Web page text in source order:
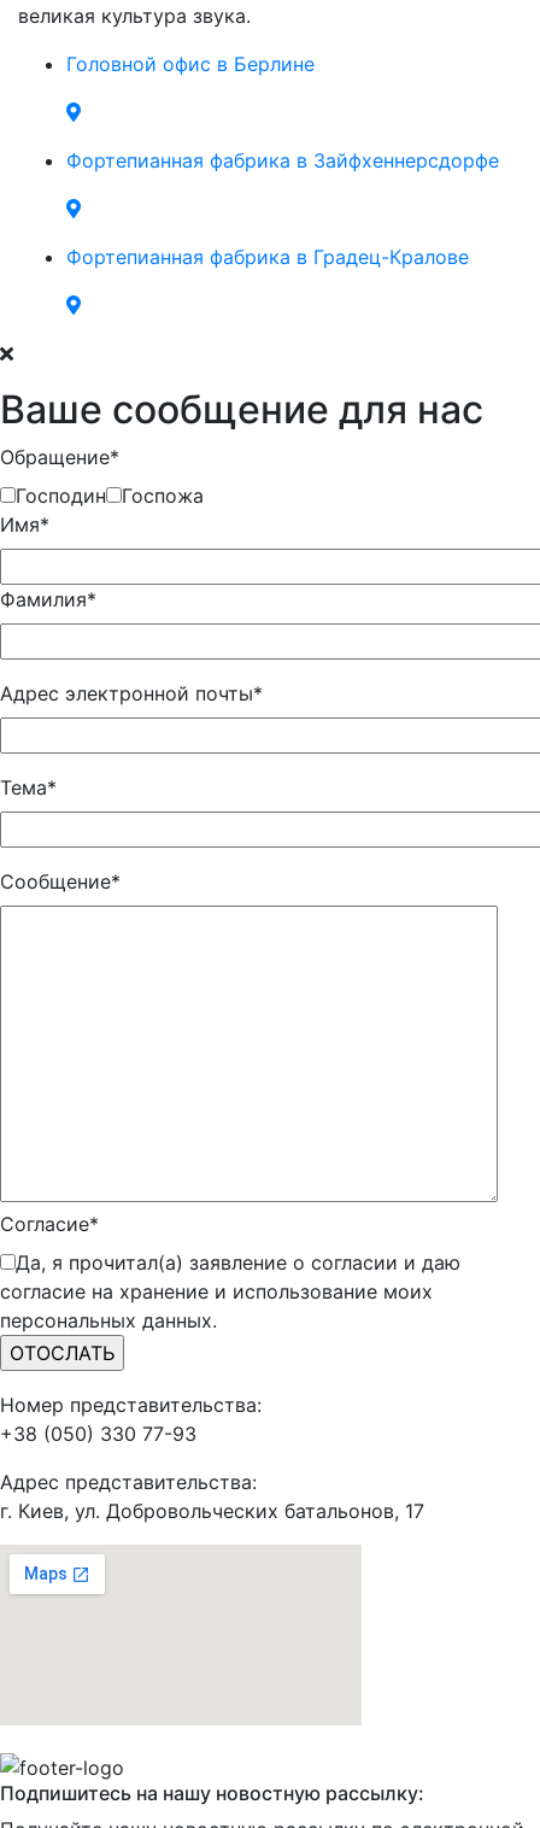
великая культура звука.
Головной офис в Берлине
Фортепианная фабрика в Зайфхеннерсдорфе
Фортепианная фабрика в Градец-Кралове
Ваше сообщение для нас
Обращение*
Господин
Госпожа
Имя*
Фамилия*
Адрес электронной почты*
Тема*
Сообщение*
Согласие*
Да, я прочитал(а) заявление о согласии и даю
согласие на хранение и использование моих
персональных данных.
Номер представительства:
+38 (050) 330 77-93
Адрес представительства:
г. Киев, ул. Добровольческих батальонов, 17
Подпишитесь на нашу новостную рассылку: